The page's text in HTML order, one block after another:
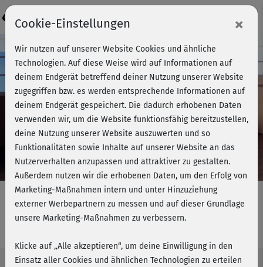
Play
Video
Kursvorschau - Jetzt mitmachen!
Barbaras BBP - Beine & Po
Cookie-Einstellungen ×
Wir nutzen auf unserer Website Cookies und ähnliche
Technologien. Auf diese Weise wird auf Informationen auf
deinem Endgerät betreffend deiner Nutzung unserer Website
zugegriffen bzw. es werden entsprechende Informationen auf
deinem Endgerät gespeichert. Die dadurch erhobenen Daten
verwenden wir, um die Website funktionsfähig bereitzustellen,
deine Nutzung unserer Website auszuwerten und so
Funktionalitäten sowie Inhalte auf unserer Website an das
Nutzerverhalten anzupassen und attraktiver zu gestalten.
Außerdem nutzen wir die erhobenen Daten, um den Erfolg von
Marketing-Maßnahmen intern und unter Hinzuziehung
externer Werbepartnern zu messen und auf dieser Grundlage
unsere Marketing-Maßnahmen zu verbessern.
Klicke auf „Alle akzeptieren“, um deine Einwilligung in den
Einsatz aller Cookies und ähnlichen Technologien zu erteilen